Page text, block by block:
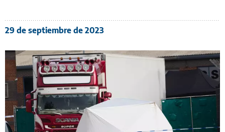
29 de septiembre de 2023